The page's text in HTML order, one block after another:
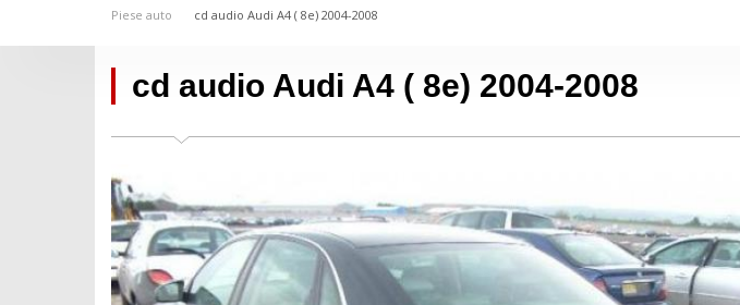
Piese auto cd audio Audi A4 ( 8e) 2004-2008
cd audio Audi A4 ( 8e) 2004-2008